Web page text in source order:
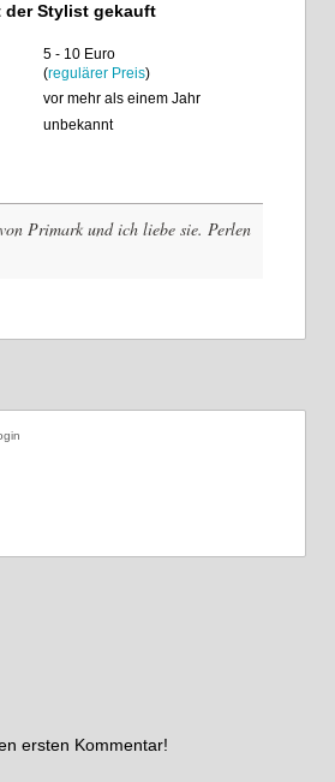
der Stylist gekauft
5 - 10 Euro
(regulärer Preis)
vor mehr als einem Jahr
unbekannt
Primark und ich liebe sie. Perlen
ersten Kommentar!